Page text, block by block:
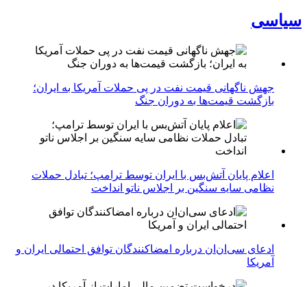
سیاسی
جهش ناگهانی قیمت نفت در پی حملات آمریکا به ایران؛
بازگشت قیمت‌ها به دوران جنگ
اعلام پایان آتش‌بس با ایران توسط ترامپ؛ تبادل حملات
نظامی سایه سنگین بر اجلاس ناتو انداخت
ادعای سی‌ان‌ان درباره امضاکنندگان توافق احتمالی ایران و
آمریکا